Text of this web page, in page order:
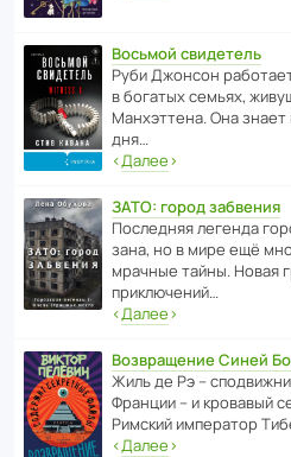
Восьмой свидетель
Руби Джонсон
в богатых семьях,
Манх­эт­тена. Она
дня…
‹Далее›
ЗАТО: город забвения
После­дняя легенда
зана, но в мире ещё
мрачные тайны. Новая
приключений…
‹Далее›
Возвращение Синей
Жиль де Рэ –
Франции – и кровавый
Римский импе­ратор
‹Далее›